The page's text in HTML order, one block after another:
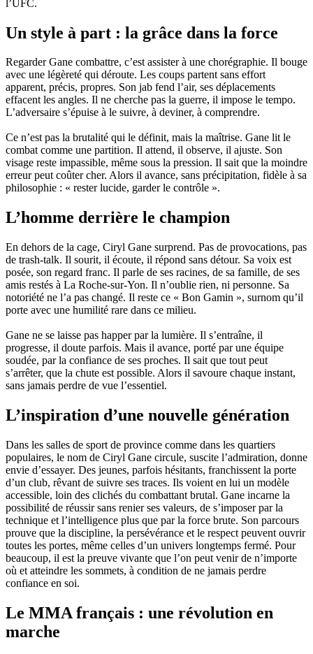
l’UFC.
Un style à part : la grâce dans la force
Regarder Gane combattre, c’est assister à une chorégraphie. Il bouge
avec une légèreté qui déroute. Les coups partent sans effort
apparent, précis, propres. Son jab fend l’air, ses déplacements
effacent les angles. Il ne cherche pas la guerre, il impose le tempo.
L’adversaire s’épuise à le suivre, à deviner, à comprendre.
Ce n’est pas la brutalité qui le définit, mais la maîtrise. Gane lit le
combat comme une partition. Il attend, il observe, il ajuste. Son
visage reste impassible, même sous la pression. Il sait que la moindre
erreur peut coûter cher. Alors il avance, sans précipitation, fidèle à sa
philosophie : « rester lucide, garder le contrôle ».
L’homme derrière le champion
En dehors de la cage, Ciryl Gane surprend. Pas de provocations, pas
de trash-talk. Il sourit, il écoute, il répond sans détour. Sa voix est
posée, son regard franc. Il parle de ses racines, de sa famille, de ses
amis restés à La Roche-sur-Yon. Il n’oublie rien, ni personne. Sa
notoriété ne l’a pas changé. Il reste ce « Bon Gamin », surnom qu’il
porte avec une humilité rare dans ce milieu.
Gane ne se laisse pas happer par la lumière. Il s’entraîne, il
progresse, il doute parfois. Mais il avance, porté par une équipe
soudée, par la confiance de ses proches. Il sait que tout peut
s’arrêter, que la chute est possible. Alors il savoure chaque instant,
sans jamais perdre de vue l’essentiel.
L’inspiration d’une nouvelle génération
Dans les salles de sport de province comme dans les quartiers
populaires, le nom de Ciryl Gane circule, suscite l’admiration, donne
envie d’essayer. Des jeunes, parfois hésitants, franchissent la porte
d’un club, rêvant de suivre ses traces. Ils voient en lui un modèle
accessible, loin des clichés du combattant brutal. Gane incarne la
possibilité de réussir sans renier ses valeurs, de s’imposer par la
technique et l’intelligence plus que par la force brute. Son parcours
prouve que la discipline, la persévérance et le respect peuvent ouvrir
toutes les portes, même celles d’un univers longtemps fermé. Pour
beaucoup, il est la preuve vivante que l’on peut venir de n’importe
où et atteindre les sommets, à condition de ne jamais perdre
confiance en soi.
Le MMA français : une révolution en
marche